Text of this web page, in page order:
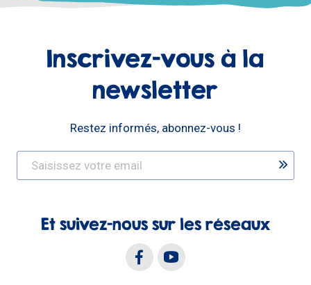
Inscrivez-vous à la
newsletter
Restez informés, abonnez-vous !
Et suivez-nous sur les réseaux